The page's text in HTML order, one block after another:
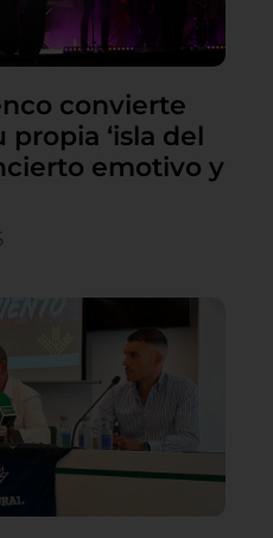
convierte
propia ‘isla del
emotivo y